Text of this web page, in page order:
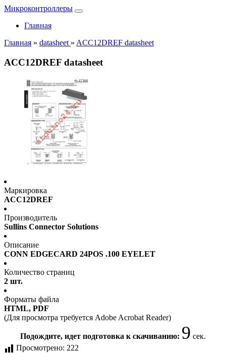
Микроконтроллеры
Главная
Главная » datasheet » ACC12DREF datasheet
ACC12DREF datasheet
Маркировка
ACC12DREF
Производитель
Sullins Connector Solutions
Описание
CONN EDGECARD 24POS .100 EYELET
Количество страниц
2 шт.
Форматы файла
HTML, PDF
(Для просмотра требуется Adobe Acrobat Reader)
Подождите, идет подготовка к скачиванию: 9 сек.
Просмотрено: 222